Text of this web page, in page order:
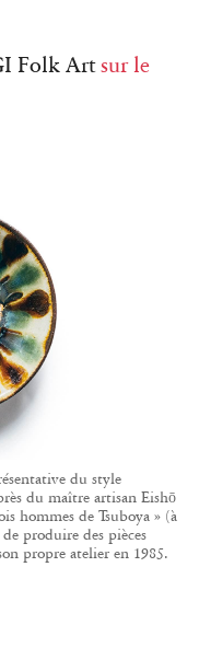
Folk Artsur le
du style
du maître artisan Eishō
hommes de Tsuboya » (à
produire des pièces
propre atelier en 1985.